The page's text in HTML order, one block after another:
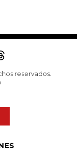
reservados.